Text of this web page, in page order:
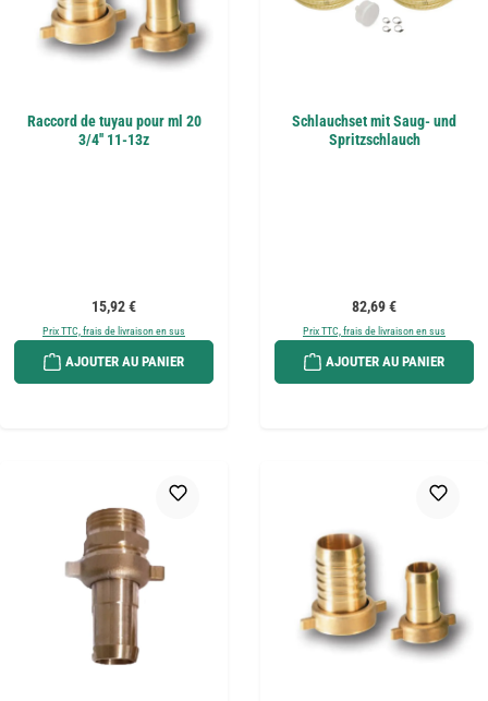
Raccord de tuyau pour ml 20
3/4'' 11-13z
Prix régulier :
15,92 €
Prix TTC, frais de livraison en sus
AJOUTER AU PANIER
Schlauchset mit Saug- und
Spritzschlauch
Prix régulier :
82,69 €
Prix TTC, frais de livraison en sus
AJOUTER AU PANIER